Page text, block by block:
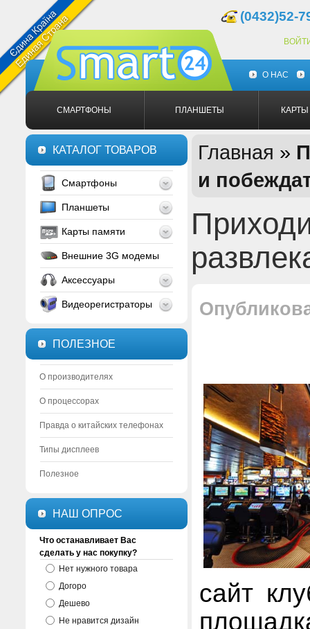
(0432)52-
О НАС
СМАРТФОНЫ ПЛАНШЕТЫ
КАТАЛОГ ТОВАРОВ
Смартфоны
Планшеты
Карты памяти
Внешние 3G модемы
Аксессуары
Видеорегистраторы
ПОЛЕЗНОЕ
О производителях
О процессорах
Правда о китайских телефонах
Типы дисплеев
Полезное
НАШ ОПРОС
Что останавливает Вас
сделать у нас покупку?
Нет нужного товара
Догоро
Дешево
Не нравится дизайн
Главная »
и
сайт